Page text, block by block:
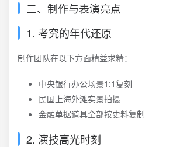
二、制作与表演亮点
1. 考究的年代还原
制作团队在以下方面精益求精：
中央银行办公场景1:1复刻
民国上海外滩实景拍摄
金融单据道具全部按史料复制
2. 演技高光时刻